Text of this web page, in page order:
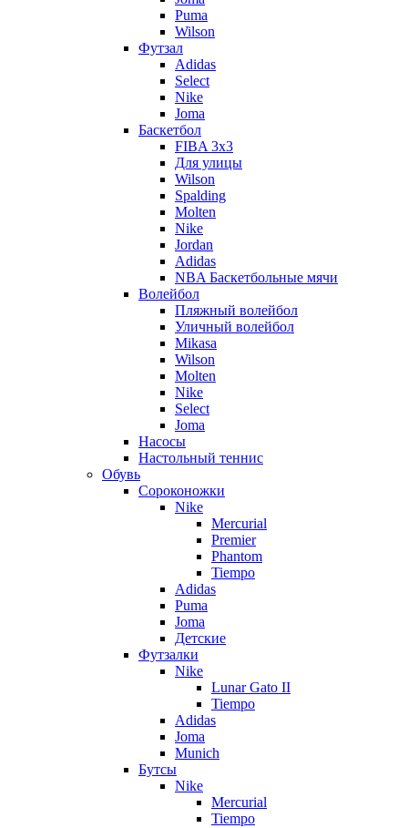
Puma
Wilson
Футзал
Adidas
Select
Nike
Joma
Баскетбол
FIBA 3x3
Для улицы
Wilson
Spalding
Molten
Nike
Jordan
Adidas
NBA Баскетбольные мячи
Волейбол
Пляжный волейбол
Уличный волейбол
Mikasa
Wilson
Molten
Nike
Select
Joma
Насосы
Настольный теннис
Обувь
Сороконожки
Nike
Mercurial
Premier
Phantom
Tiempo
Adidas
Puma
Joma
Детские
Футзалки
Nike
Lunar Gato II
Tiempo
Adidas
Joma
Munich
Бутсы
Nike
Mercurial
Tiempo